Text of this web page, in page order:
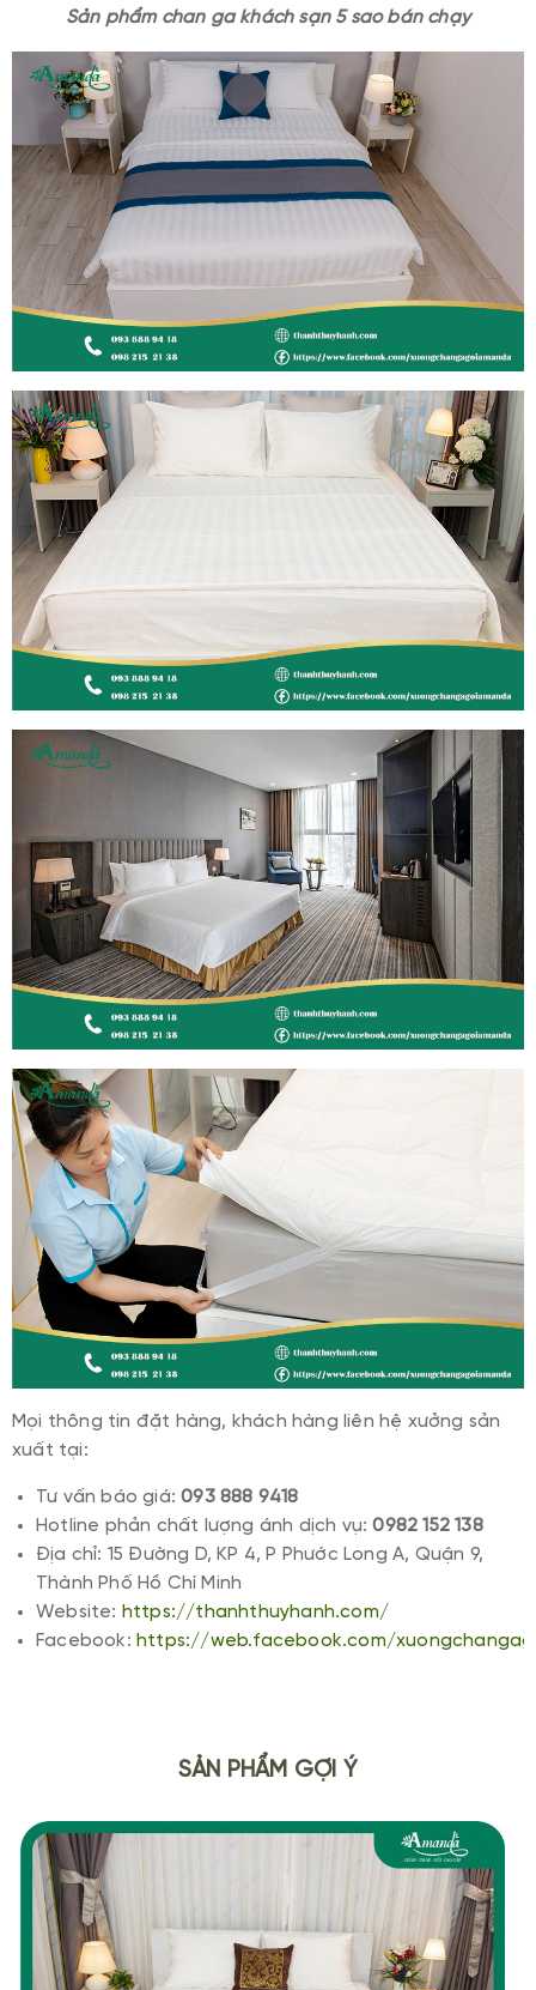
Sản phẩm chan ga khách sạn 5 sao bán chạy
Mọi thông tin đặt hàng, khách hàng liên hệ xưởng sản
xuất tại:
Tư vấn báo giá:093 888 9418
Hotline phản chất lượng ánh dịch vụ:0982 152 138
Địa chỉ: 15 Đường D, KP 4, P Phước Long A, Quận 9,
Thành Phố Hồ Chí Minh
Website: https://thanhthuyhanh.com/
Facebook: https://web.facebook.com/
SẢN PHẨM GỢI Ý